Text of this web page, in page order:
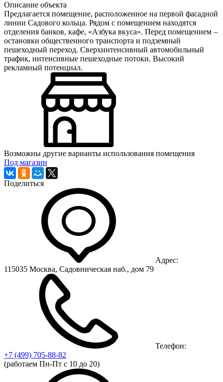
Описание объекта
Предлагается помещение, расположенное на первой фасадной
линии Садового кольца. Рядом с помещением находятся
отделения банков, кафе, «Азбука вкуса». Перед помещением –
остановки общественного транспорта и подземный
пешеходный переход. Сверхинтенсивный автомобильный
трафик, интенсивные пешеходные потоки. Высокий
рекламный потенциал.
Возможны другие варианты использования помещения
Под магазин
Поделиться
Адрес:
115035 Москва, Садовническая наб., дом 79
Телефон:
+7 (499) 705-88-82
(работаем Пн-Пт с 10 до 20)